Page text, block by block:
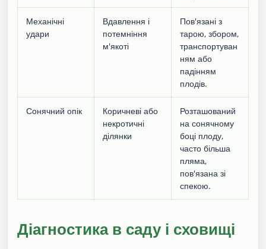
Механічні
удари
Вдавлення і
потемніння
м'якоті
Пов'язані з
тарою, збором,
транспортуван
ням або
падінням
плодів.
Сонячний опік
Коричневі або
некротичні
ділянки
Розташований
на сонячному
боці плоду,
часто більша
пляма,
пов'язана зі
спекою.
Діагностика в саду і сховищі